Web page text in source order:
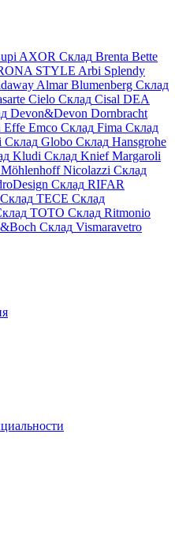
AXOR Склад Brenta Bette
STYLE Arbi Splendy
AlmarBlumenberg Склад
Cielo Склад Cisal DEA
Devon&Devon Dornbracht
Effe Emco Склад Fima Склад
Склад Globo Склад Hansgrohe
Kludi Склад KniefMargaroli
MöhlenhoffNicolazzi Склад
Склад RIFAR
Склад TECE Склад
TOTO Склад Ritmonio
Склад Vismaravetro